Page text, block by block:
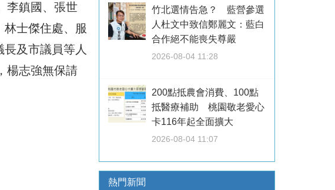
李鎮國、張世
士傑住處、服
及市議員等人
楊志強無保請
竹北選情告急？ 藍營參選
人杜文中致信鄭麗文：藍白
合作絕不能喪失尊嚴
2026-08-04 11:28
200點抵農會消費、100點
抵醫療補助 桃園敬老愛心
卡116年起全面擴大
2026-08-04 11:07
熱門新聞